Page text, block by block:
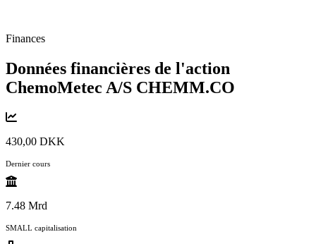
Finances
Données financières de l'action
ChemoMetec A/S CHEMM.CO
430,00 DKK
Dernier cours
7.48 Mrd
SMALL capitalisation